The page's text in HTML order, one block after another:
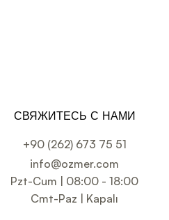
СВЯЖИТЕСЬ С НАМИ
+90 (262) 673 75 51
info@ozmer.com
Pzt-Cum | 08:00 - 18:00
Cmt-Paz | Kapalı